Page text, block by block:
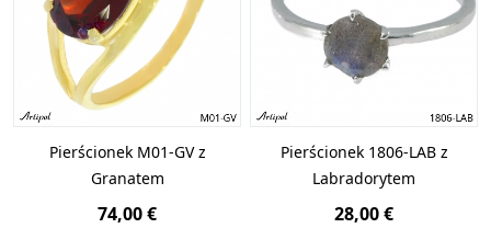
Pierścionek M01-GV z
Granatem
74,00 €
Pierścionek 1806-LAB z
Labradorytem
28,00 €